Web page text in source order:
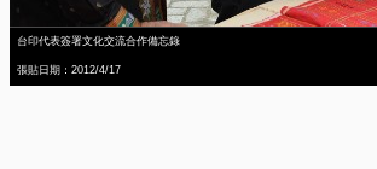
台印代表簽署文化交流合作備忘錄
張貼日期：2012/4/17